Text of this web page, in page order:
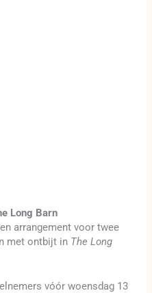
Long Barn
arrangement voor twee
met ontbijt in The Long
vóór woensdag 13